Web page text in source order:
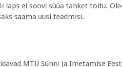
laps ei soovi süüa tahket toitu.
saama uusi teadmisi.
MTÜ Sünni ja Imetamise